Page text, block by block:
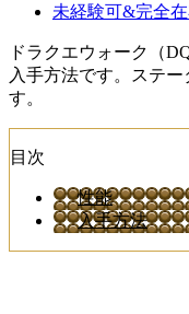
未経験可&完全
ドラクエウォーク（
入手方法です。ステ
す。
目次
性能
入手方法